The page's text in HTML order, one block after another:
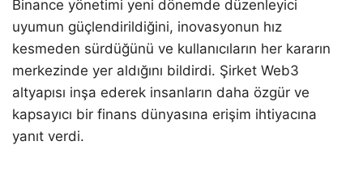
Binance yönetimi yeni dönemde düzenleyici
uyumun güçlendirildiğini, inovasyonun hız
kesmeden sürdüğünü ve kullanıcıların her kararın
merkezinde yer aldığını bildirdi. Şirket Web3
altyapısı inşa ederek insanların daha özgür ve
kapsayıcı bir finans dünyasına erişim ihtiyacına
yanıt verdi.